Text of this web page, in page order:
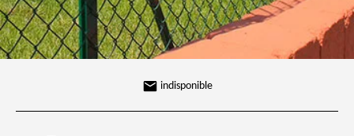
indisponible